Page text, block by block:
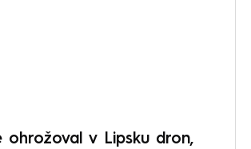
ohrožoval v Lipsku dron,